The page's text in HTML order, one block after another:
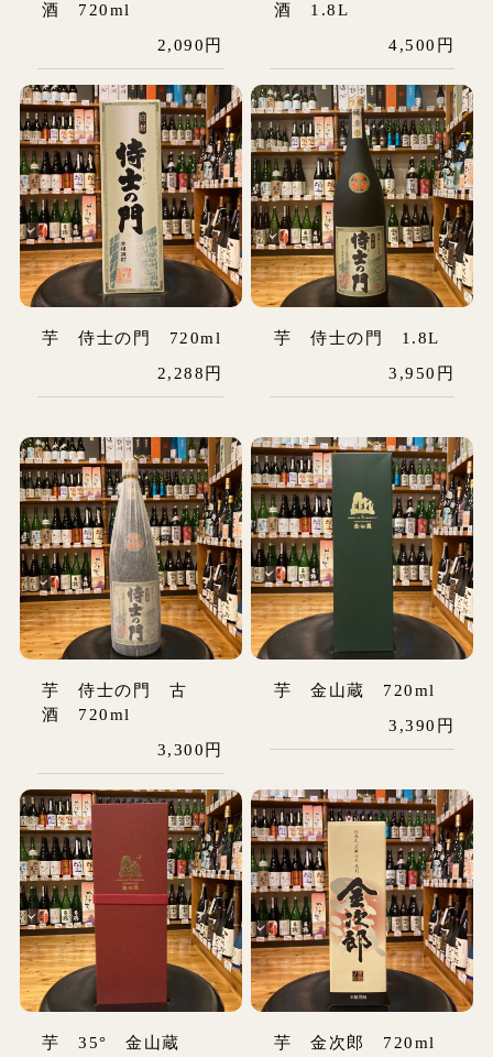
酒 720ml
2,090円
酒 1.8L
4,500円
芋 侍士の門 720ml
2,288円
芋 侍士の門 1.8L
3,950円
芋 侍士の門 古
酒 720ml
3,300円
芋 金山蔵 720ml
3,390円
芋 35° 金山蔵
芋 金次郎 720ml